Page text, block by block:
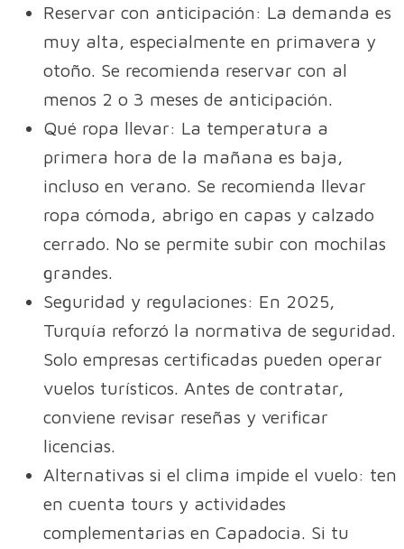
Reservar con anticipación: La demanda es
muy alta, especialmente en primavera y
otoño. Se recomienda reservar con al
menos 2 o 3 meses de anticipación.
Qué ropa llevar: La temperatura a
primera hora de la mañana es baja,
incluso en verano. Se recomienda llevar
ropa cómoda, abrigo en capas y calzado
cerrado. No se permite subir con mochilas
grandes.
Seguridad y regulaciones: En 2025,
Turquía reforzó la normativa de seguridad.
Solo empresas certificadas pueden operar
vuelos turísticos. Antes de contratar,
conviene revisar reseñas y verificar
licencias.
Alternativas si el clima impide el vuelo: ten
en cuenta tours y actividades
complementarias en Capadocia. Si tu